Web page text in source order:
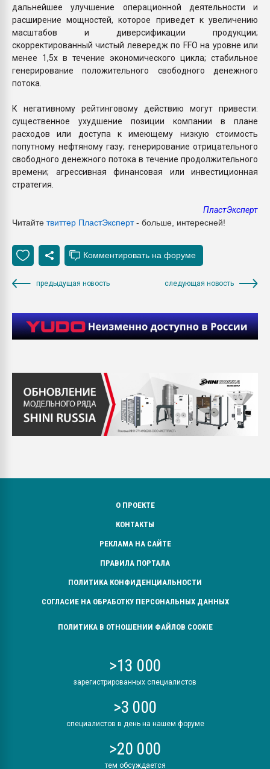
дальнейшее улучшение операционной деятельности и
расширение мощностей, которое приведет к увеличению
масштабов и диверсификации продукции;
скорректированный чистый левередж по FFO на уровне или
менее 1,5x в течение экономического цикла; стабильное
генерирование положительного свободного денежного
потока.
К негативному рейтинговому действию могут привести:
существенное ухудшение позиции компании в плане
расходов или доступа к имеющему низкую стоимость
попутному нефтяному газу; генерирование отрицательного
свободного денежного потока в течение продолжительного
времени; агрессивная финансовая или инвестиционная
стратегия.
ПластЭксперт
Читайте твиттер ПластЭксперт- больше, интересней!
предыдущая новость следующая новость
О ПРОЕКТЕ
КОНТАКТЫ
РЕКЛАМА НА САЙТЕ
ПРАВИЛА ПОРТАЛА
ПОЛИТИКА КОНФИДЕНЦИАЛЬНОСТИ
СОГЛАСИЕ НА ОБРАБОТКУ ПЕРСОНАЛЬНЫХ ДАННЫХ
ПОЛИТИКА В ОТНОШЕНИИ ФАЙЛОВ COOKIE
>13 000
зарегистрированных специалистов
>3 000
специалистов в день на нашем форуме
>20 000
тем обсуждается